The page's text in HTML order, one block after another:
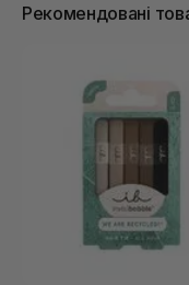
Рекомендовані